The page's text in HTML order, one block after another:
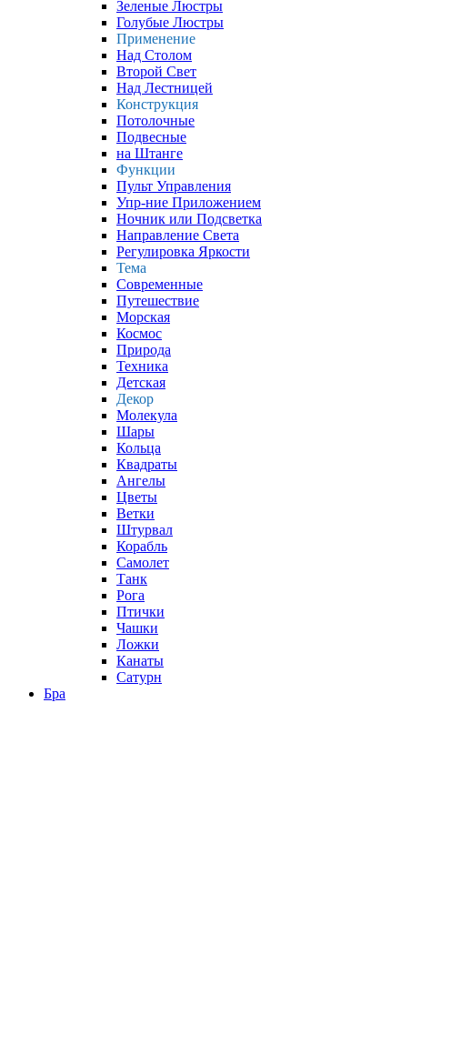
Зеленые Люстры
Голубые Люстры
Применение
Над Столом
Второй Свет
Над Лестницей
Конструкция
Потолочные
Подвесные
на Штанге
Функции
Пульт Управления
Упр-ние Приложением
Ночник или Подсветка
Направление Света
Регулировка Яркости
Тема
Современные
Путешествие
Морская
Космос
Природа
Техника
Детская
Декор
Молекула
Шары
Кольца
Квадраты
Ангелы
Цветы
Ветки
Штурвал
Корабль
Самолет
Танк
Рога
Птички
Чашки
Ложки
Канаты
Сатурн
Бра